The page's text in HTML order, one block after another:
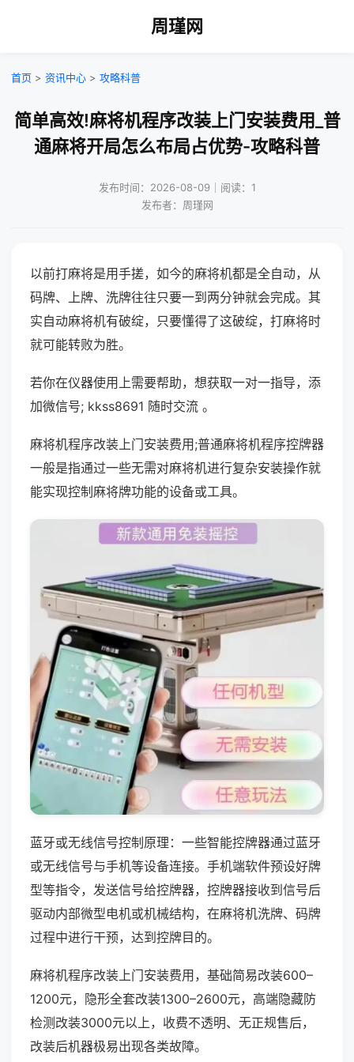
周瑾网
首页 > 资讯中心 > 攻略科普
简单高效!麻将机程序改装上门安装费用_普
通麻将开局怎么布局占优势-攻略科普
发布时间：2026-08-09｜阅读：1
发布者：周瑾网
以前打麻将是用手搓，如今的麻将机都是全自动，从
码牌、上牌、洗牌往往只要一到两分钟就会完成。其
实自动麻将机有破绽，只要懂得了这破绽，打麻将时
就可能转败为胜。
若你在仪器使用上需要帮助，想获取一对一指导，添
加微信号; kkss8691 随时交流 。
麻将机程序改装上门安装费用;普通麻将机程序控牌器
一般是指通过一些无需对麻将机进行复杂安装操作就
能实现控制麻将牌功能的设备或工具。
蓝牙或无线信号控制原理：一些智能控牌器通过蓝牙
或无线信号与手机等设备连接。手机端软件预设好牌
型等指令，发送信号给控牌器，控牌器接收到信号后
驱动内部微型电机或机械结构，在麻将机洗牌、码牌
过程中进行干预，达到控牌目的。
麻将机程序改装上门安装费用，基础简易改装600–
1200元，隐形全套改装1300–2600元，高端隐藏防
检测改装3000元以上，收费不透明、无正规售后，
改装后机器极易出现各类故障。